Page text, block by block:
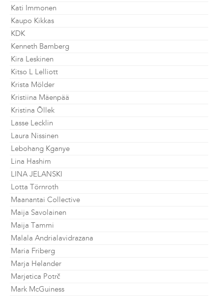
Kati Immonen
Kaupo Kikkas
KDK
Kenneth Bamberg
Kira Leskinen
Kitso L Lelliott
Krista Mölder
Kristiina Mäenpää
Kristina Õllek
Lasse Lecklin
Laura Nissinen
Lebohang Kganye
Lina Hashim
LINA JELANSKI
Lotta Törnroth
Maanantai Collective
Maija Savolainen
Maija Tammi
Malala Andrialavidrazana
Maria Friberg
Marja Helander
Marjetica Potrč
Mark McGuiness